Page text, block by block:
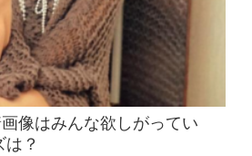
像はみんな欲しがってい
？